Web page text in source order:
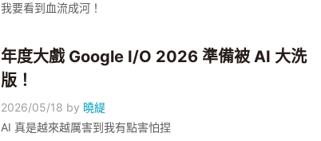
我要看到血流成河！
年度大戲 Google I/O 2026 準備被 AI 大洗
版！
2026/05/18 by 曉緹
AI 真是越來越厲害到我有點害怕捏